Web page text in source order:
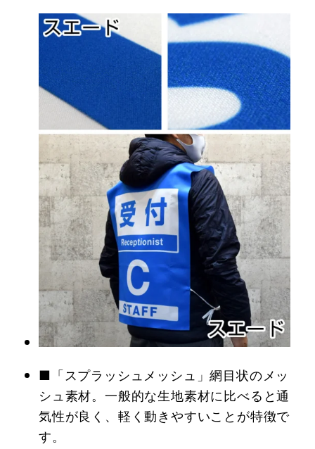
■「スプラッシュメッシュ」網目状のメッ
シュ素材。一般的な生地素材に比べると通
気性が良く、軽く動きやすいことが特徴で
す。